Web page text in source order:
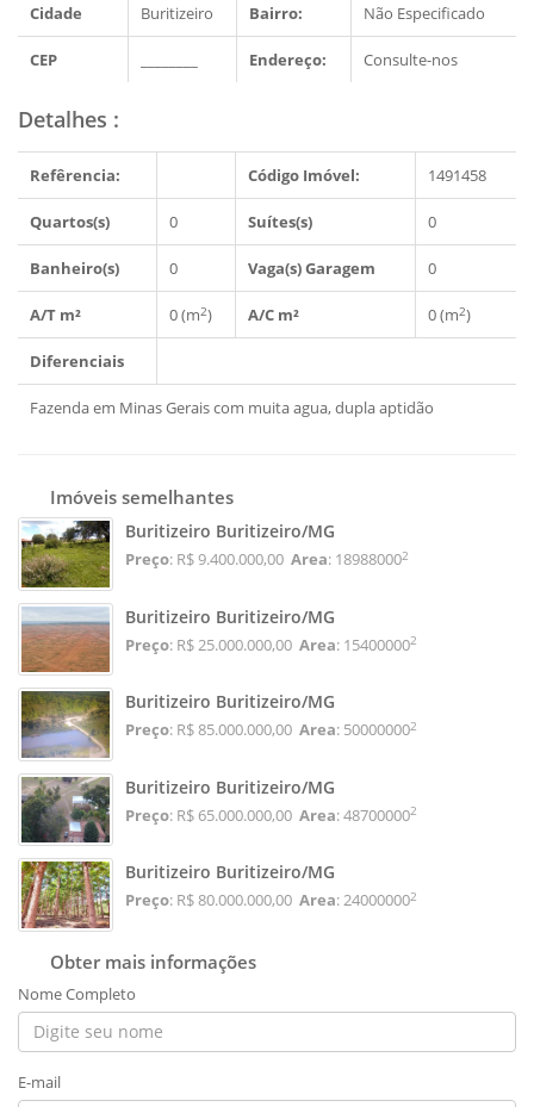
Cidade Buritizeiro Bairro: Não Especificado
CEP Endereço: Consulte-nos
Detalhes :
Refêrencia: Código Imóvel: 1491458
Quartos(s) 0 Suítes(s) 0
Banheiro(s) 0 Vaga(s) Garagem 0
A/T m² 0 (m2) A/C m² 0 (m2)
Diferenciais
Fazenda em Minas Gerais com muita agua, dupla aptidão
Imóveis semelhantes
Buritizeiro Buritizeiro/MG
Preço: R$ 9.400.000,00 Area: 189880002
Buritizeiro Buritizeiro/MG
Preço: R$ 25.000.000,00 Area: 154000002
Buritizeiro Buritizeiro/MG
Preço: R$ 85.000.000,00 Area: 500000002
Buritizeiro Buritizeiro/MG
Preço: R$ 65.000.000,00 Area: 487000002
Buritizeiro Buritizeiro/MG
Preço: R$ 80.000.000,00 Area: 240000002
Obter mais informações
Nome Completo
E-mail